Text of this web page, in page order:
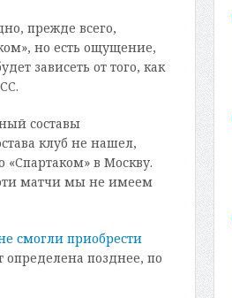
прежде всего,
но есть ощущение,
зависеть от того, как
составы
клуб не нашел,
в Москву.
эти матчи мы не имеем
смогли приобрести
определена позднее, по